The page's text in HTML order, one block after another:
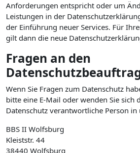
Anforderungen entspricht oder um
Leistungen in der
der Einführung neuer Services. Für
gilt dann die neue
Fragen an den
Wenn Sie Fragen zum Datenschutz
bitte eine E-Mail oder wenden Sie sich
Datenschutz verantwortliche Person
BBS II Wolfsburg
Kleiststr. 44
38440 Wolfsburg